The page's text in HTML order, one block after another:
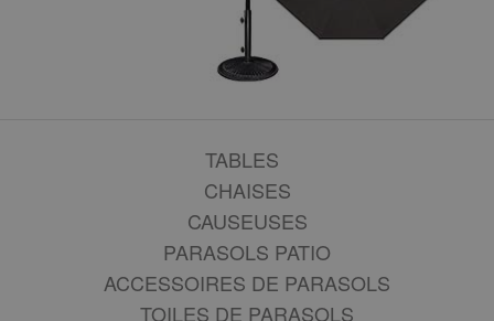
TABLES
CHAISES
CAUSEUSES
PARASOLS PATIO
ACCESSOIRES DE PARASOLS
TOILES DE PARASOLS